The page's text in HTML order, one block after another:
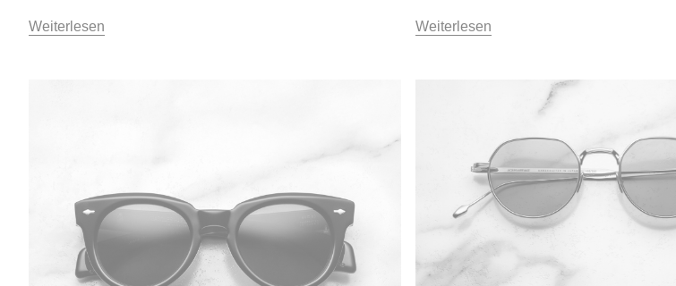
Weiterlesen Weiterlesen